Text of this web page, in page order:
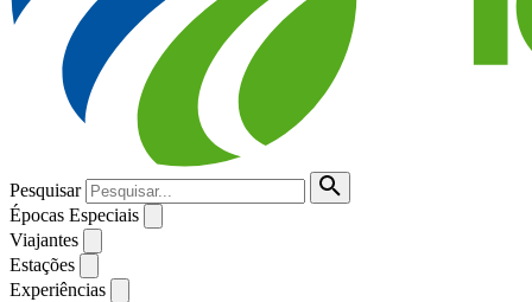
Pesquisar
Épocas Especiais
Viajantes
Estações
Experiências